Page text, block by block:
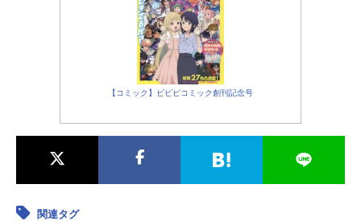
【コミック】ビビビコミック創刊記念号
関連タグ